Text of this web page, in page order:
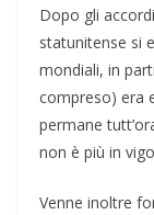
Dopo gli
statunitense si
mondiali, in
compreso) era
permane
non è più in
Venne inoltre